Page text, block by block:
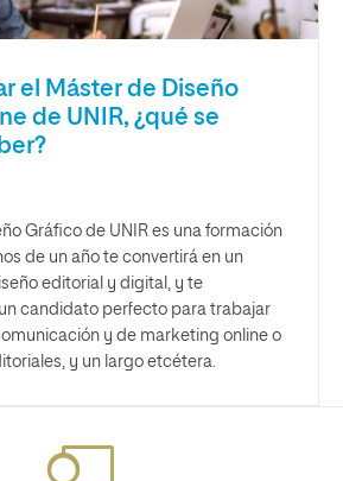
el Máster de Diseño
de UNIR, ¿qué se
Gráfico de UNIR es una formación
de un año te convertirá en un
editorial y digital, y te
candidato perfecto para trabajar
y de marketing online o
y un largo etcétera.